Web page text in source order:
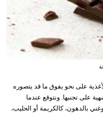
على نحو يفوق ما قد يتصوره
على تجنبها. ونتوقع عندما
بالدهون، كالكريمة أو الحليب،